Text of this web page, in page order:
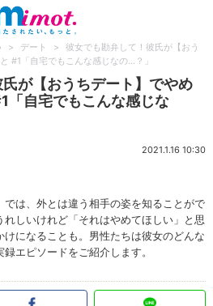
> デート >
彼女でも勘弁して！彼氏が【おう
#1「自宅でもこんな感じなの…？」
が【おうちデート】でやめ
「自宅でもこんな感じな
2021.1.16 10:30
は、外とは違う相手の姿を知ることがで
れしいけれど「それはやめてほしい」と思
けになることも。男性たちは彼女のどんな
エピソードをご紹介します。